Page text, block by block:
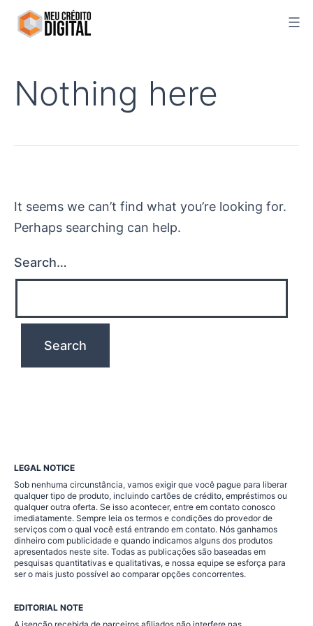
Skip
Nothing here
It seems we can’t find what you’re looking for.
Perhaps searching can help.
Search…
LEGAL NOTICE
Sob nenhuma circunstância, vamos exigir que você pague para liberar
qualquer tipo de produto, incluindo cartões de crédito, empréstimos ou
qualquer outra oferta. Se isso acontecer, entre em contato conosco
imediatamente. Sempre leia os termos e condições do provedor de
serviços com o qual você está entrando em contato. Nós ganhamos
dinheiro com publicidade e quando indicamos alguns dos produtos
apresentados neste site. Todas as publicações são baseadas em
pesquisas quantitativas e qualitativas, e nossa equipe se esforça para
ser o mais justo possível ao comparar opções concorrentes.
EDITORIAL NOTE